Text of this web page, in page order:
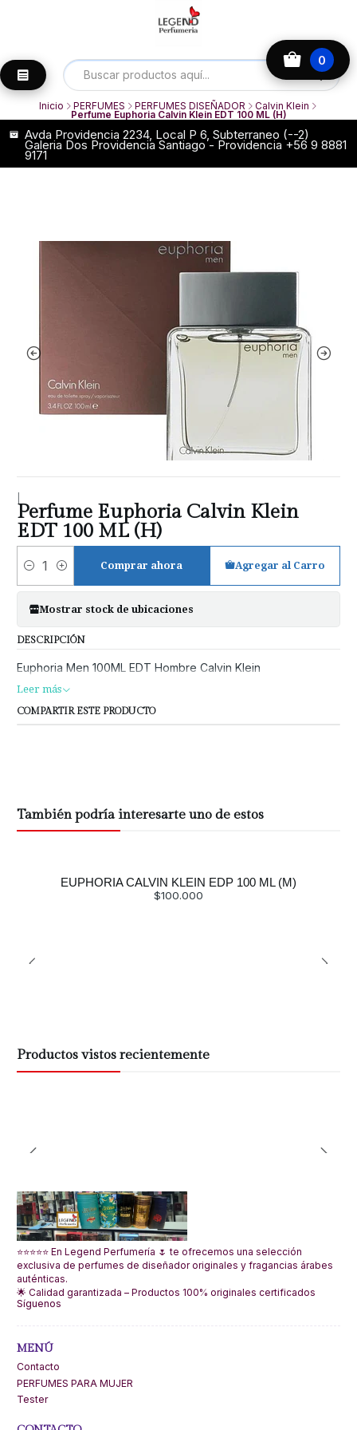
0
Avda Providencia 2234, Local P 6, Subterraneo (--2)
Galeria Dos Providencia Santiago - Providencia +56 9 8881
9171
Inicio PERFUMES PERFUMES DISEÑADOR Calvin Klein
Perfume Euphoria Calvin Klein EDT 100 ML (H)
Perfume Euphoria Calvin Klein
EDT 100 ML (H)
Cantidad
Agregar al Carro
Comprar ahora
Mostrar stock de ubicaciones
DESCRIPCIÓN
Euphoria Men 100ML EDT Hombre Calvin Klein
Leer más
COMPARTIR ESTE PRODUCTO
También podría interesarte uno de estos
EUPHORIA CALVIN KLEIN EDP 100 ML (M)
$100.000
Productos vistos recientemente
⭐⭐⭐⭐⭐ En Legend Perfumería 🌷 te ofrecemos una selección
exclusiva de perfumes de diseñador originales y fragancias árabes
auténticas.
🌟 Calidad garantizada – Productos 100% originales certificados
Síguenos
MENÚ
Contacto
PERFUMES PARA MUJER
Tester